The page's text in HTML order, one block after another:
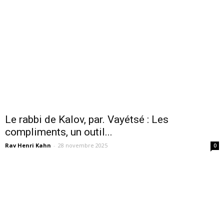
Le rabbi de Kalov, par. Vayétsé : Les
compliments, un outil...
Rav Henri Kahn - 28 novembre 2025 0